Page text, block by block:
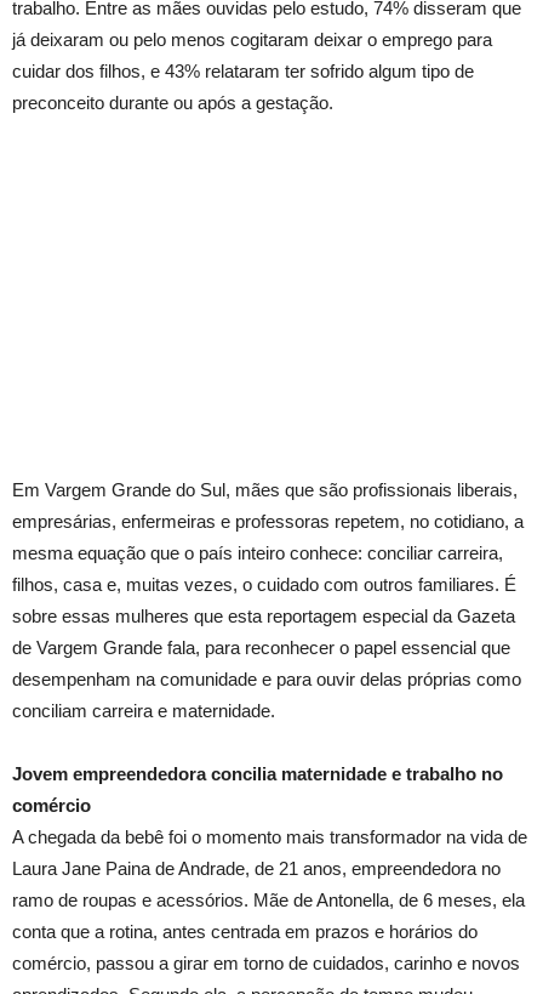
trabalho. Entre as mães ouvidas pelo estudo, 74% disseram que
já deixaram ou pelo menos cogitaram deixar o emprego para
cuidar dos filhos, e 43% relataram ter sofrido algum tipo de
preconceito durante ou após a gestação.
Em Vargem Grande do Sul, mães que são profissionais liberais,
empresárias, enfermeiras e professoras repetem, no cotidiano, a
mesma equação que o país inteiro conhece: conciliar carreira,
filhos, casa e, muitas vezes, o cuidado com outros familiares. É
sobre essas mulheres que esta reportagem especial da Gazeta
de Vargem Grande fala, para reconhecer o papel essencial que
desempenham na comunidade e para ouvir delas próprias como
conciliam carreira e maternidade.
Jovem empreendedora concilia maternidade e trabalho no
comércio
A chegada da bebê foi o momento mais transformador na vida de
Laura Jane Paina de Andrade, de 21 anos, empreendedora no
ramo de roupas e acessórios. Mãe de Antonella, de 6 meses, ela
conta que a rotina, antes centrada em prazos e horários do
comércio, passou a girar em torno de cuidados, carinho e novos